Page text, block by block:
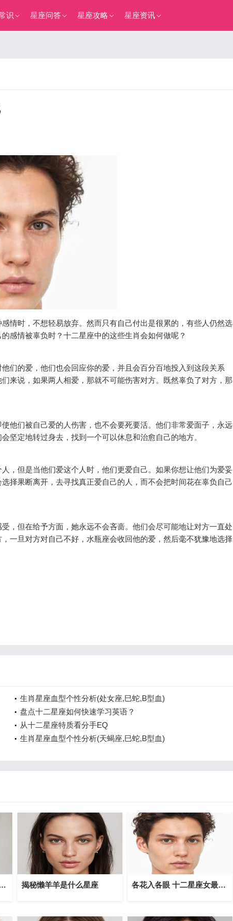
识 星座问答 星座攻略 星座资讯
情时，不想轻易放弃。然而只有自己付出是很累的，有些人仍然选
感情被辜负时？十二星座中的这些生肖会如何做呢？
们的爱，他们也会回应你的爱，并且会百分百地投入到这段关系
来说，如果两人相爱，那就不可能伤害对方。既然辜负了对方，那
他们被自己爱的人伤害，也不会要死要活。他们非常爱面子，永远
坚定地转过身去，找到一个可以休息和治愈自己的地方。
，但是当他们爱这个人时，他们更爱自己。如果你想让他们为爱妥
择果断离开，去寻找真正爱自己的人，而不会把时间花在辜负自己
，但在给予方面，她永远不会吝啬。他们会尽可能地让对方一直处
一旦对方对自己不好，水瓶座会收回他的爱，然后毫不犹豫地选择
生肖星座血型个性分析(处女座,巳蛇,B型血)
盘点十二星座如何快速学习英语？
从十二星座特质看分手EQ
生肖星座血型个性分析(天蝎座,巳蛇,B型血)
合的Dream house在哪？ 揭秘懒羊羊是什么星座 各花入各眼 十二星座女最喜欢哪种男人